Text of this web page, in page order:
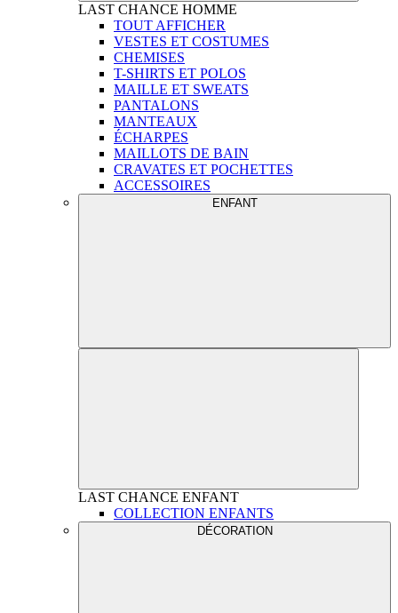
LAST CHANCE HOMME
TOUT AFFICHER
VESTES ET COSTUMES
CHEMISES
T-SHIRTS ET POLOS
MAILLE ET SWEATS
PANTALONS
MANTEAUX
ÉCHARPES
MAILLOTS DE BAIN
CRAVATES ET POCHETTES
ACCESSOIRES
ENFANT
LAST CHANCE ENFANT
COLLECTION ENFANTS
DÉCORATION